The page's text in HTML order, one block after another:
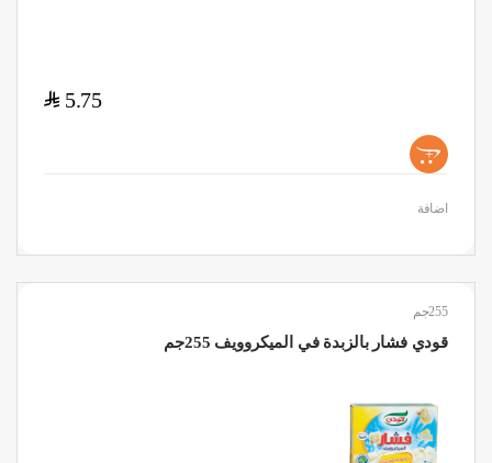
5.75
$
+
اضافة
255جم
قودي فشار بالزبدة في الميكروويف 255جم